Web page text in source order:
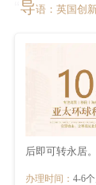
导语：英国创
后即可转永居。
办理时间：4-6